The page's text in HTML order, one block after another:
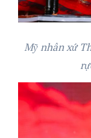
Mỹ nhân xứ